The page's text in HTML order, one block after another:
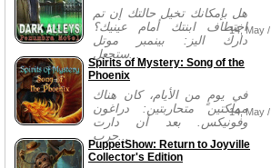
هل بإمكانك تخيل حالتك إن تم
اختطاف ابنتك أمام عينيك؟
دارك اليز: بينمبر موتل
ستجعل...
14, May /
Spirits of Mystery: Song of the
Phoenix
في يومٍ من الأيام، كان هناك
مملكتين متحاربتين: دراغون
وفونيكس. بعد أن دارت
حرب...
14, May /
PuppetShow: Return to Joyville
Collector's Edition